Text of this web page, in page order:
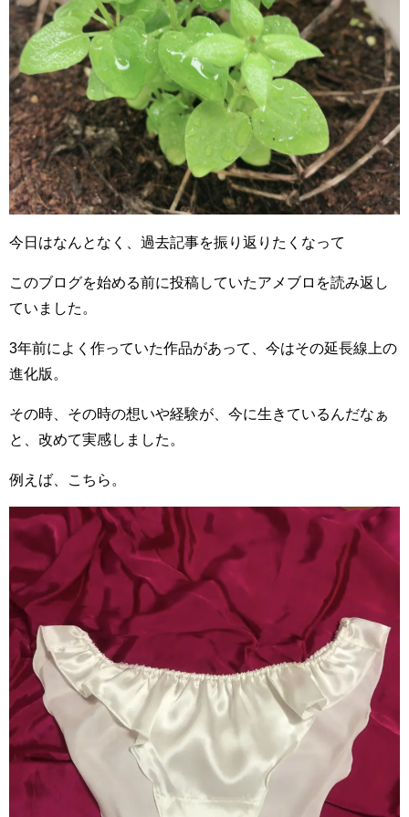
今日はなんとなく、過去記事を振り返りたくなって
このブログを始める前に投稿していたアメブロを読み返し
ていました。
3年前によく作っていた作品があって、今はその延長線上の
進化版。
その時、その時の想いや経験が、今に生きているんだなぁ
と、改めて実感しました。
例えば、こちら。